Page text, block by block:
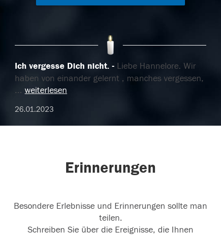
Ich vergesse Dich nicht.
Liebe Hannelore. Wir
haben von einander gelernt , manches vergessen,
... weiterlesen
26.01.2023
Erinnerungen
Besondere Erlebnisse und Erinnerungen sollte man
teilen.
Schreiben Sie über die Ereignisse, die Ihnen